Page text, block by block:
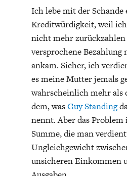
Ich lebe mit der
Kreditwürdigkeit, weil
nicht mehr zurückzahlen
versprochene
ankam. Sicher, ich
es meine Mutter jemals
wahrscheinlich mehr als
dem, wasGuy Standing
nennt. Aber das
Summe, die man
Ungleichgewicht
unsicheren Einkommen